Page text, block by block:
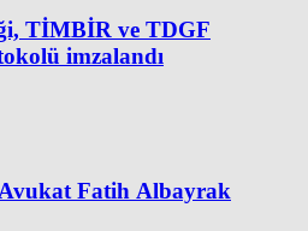
TİMBİR ve TDGF
imzalandı
Fatih Albayrak